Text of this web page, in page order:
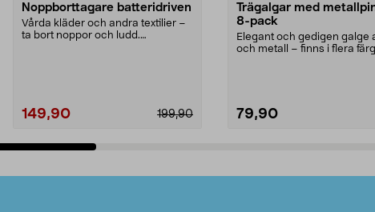
Noppborttagare batteridriven
Vårda kläder och andra textilier –
ta bort noppor och ludd.
199,90
149,90
Trägalgar med
8-pack
Elegant och gedigen galge
och metall – finns i flera
79,90